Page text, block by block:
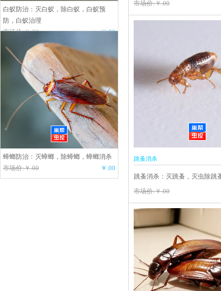
白蚁防治：灭白蚁，除白蚁，白蚁预
防，白蚁治理
市场价:￥.00
￥.00
蟑螂防治：灭蟑螂，除蟑螂，蟑螂消杀
市场价:￥.00
￥.00
市场价:￥.00
跳蚤消杀
跳蚤消杀：灭跳蚤，灭虫除跳
灭跳蚤
市场价:￥.00